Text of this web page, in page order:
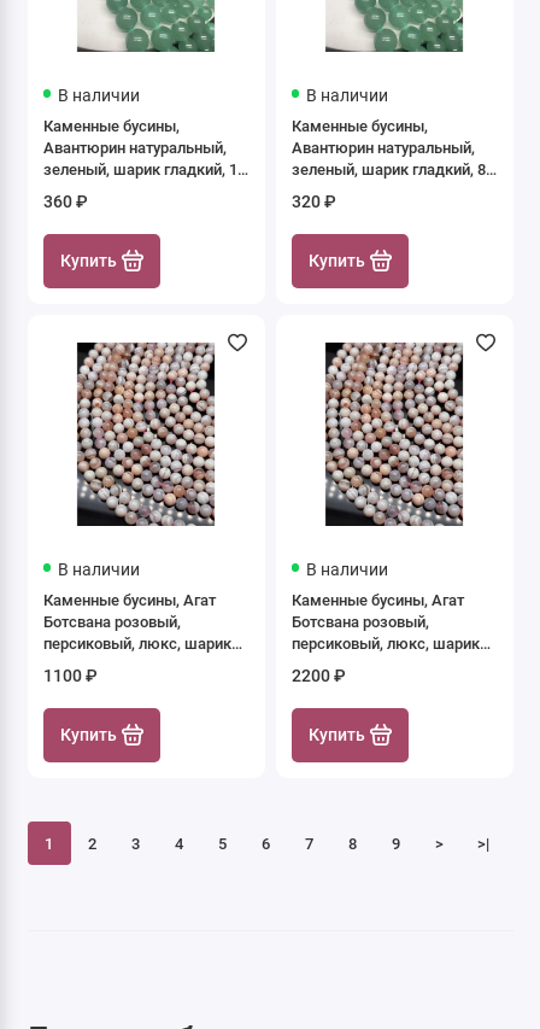
В наличии
Каменные бусины,
Авантюрин натуральный,
зеленый, шарик гладкий, 10
360 ₽
Купить
В наличии
Каменные бусины,
Авантюрин натуральный,
зеленый, шарик гладкий, 8-
320 ₽
Купить
В наличии
Каменные бусины, Агат
Ботсвана розовый,
персиковый, люкс, шарик
19 см
1100 ₽
Купить
В наличии
Каменные бусины, Агат
Ботсвана розовый,
персиковый, люкс, шарик
38 см
2200 ₽
Купить
1 2 3 4 5 6 7 8 9 > >|